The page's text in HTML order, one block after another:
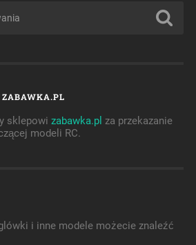
ZABAWKA.PL
sklepowi zabawka.pl za przekazanie
modeli RC.
i inne modele możecie znaleźć